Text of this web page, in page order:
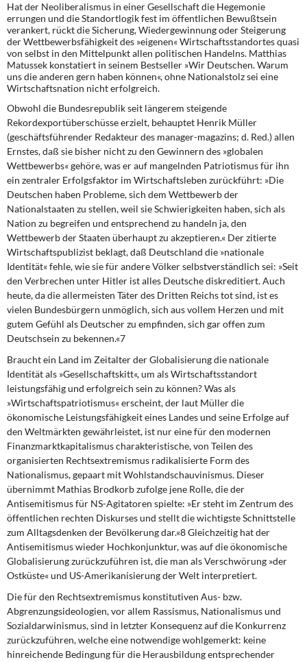
Hat der Neoliberalismus in einer Gesellschaft die Hegemonie
errungen und die Standortlogik fest im öffentlichen Bewußtsein
verankert, rückt die Sicherung, Wiedergewinnung oder Steigerung
der Wettbewerbsfähigkeit des »eigenen« Wirtschaftsstandortes quasi
von selbst in den Mittelpunkt allen politischen Handelns. Mat­thias
Matussek konstatiert in seinem Bestseller »Wir Deutschen. Warum
uns die anderen gern haben können«, ohne Nationalstolz sei eine
Wirtschaftsnation nicht erfolgreich.
Obwohl die Bundesrepublik seit längerem steigende
Rekordexportüberschüsse erzielt, behauptet Henrik Müller
(geschäftsführender Redakteur des manager-magazins; d. Red.) allen
Ernstes, daß sie bisher nicht zu den Gewinnern des »globalen
Wettbewerbs« gehöre, was er auf mangelnden Patriotismus für ihn
ein zentraler Erfolgsfaktor im Wirtschaftsleben zurückführt: »Die
Deutschen haben Probleme, sich dem Wettbewerb der
Nationalstaaten zu stellen, weil sie Schwierigkeiten haben, sich als
Nation zu begreifen und entsprechend zu handeln ja, den
Wettbewerb der Staaten überhaupt zu akzeptieren.« Der zitierte
Wirtschaftspublizist beklagt, daß Deutschland die »nationale
Identität« fehle, wie sie für andere Völker selbstverständlich sei: »Seit
den Verbrechen unter Hitler ist alles Deutsche diskreditiert. Auch
heute, da die allermeisten Täter des Dritten Reichs tot sind, ist es
vielen Bundesbürgern unmöglich, sich aus vollem Herzen und mit
gutem Gefühl als Deutscher zu empfinden, sich gar offen zum
Deutschsein zu bekennen.«7
Braucht ein Land im Zeitalter der Globalisierung die nationale
Identität als »Gesellschaftskitt«, um als Wirtschaftsstandort
leistungsfähig und erfolgreich sein zu können? Was als
»Wirtschaftspatriotismus« erscheint, der laut Müller die
ökonomische Leistungsfähigkeit eines Landes und seine Erfolge auf
den Weltmärkten gewährleistet, ist nur eine für den modernen
Finanzmarktkapitalismus charakteristische, von Teilen des
organisierten Rechtsextremismus radikalisierte Form des
Nationalismus, gepaart mit Wohlstandschauvinismus. Dieser
übernimmt Mathias Brodkorb zufolge jene Rolle, die der
Antisemitismus für NS-Agitatoren spielte: »Er steht im Zentrum des
öffentlichen rechten Diskurses und stellt die wichtigste Schnittstelle
zum Alltagsdenken der Bevölkerung dar.«8 Gleichzeitig hat der
Antisemitismus wieder Hochkonjunktur, was auf die ökonomische
Globalisierung zurückzuführen ist, die man als Verschwörung »der
Ostküste« und US-Amerikanisierung der Welt interpretiert.
Die für den Rechtsextremismus konstitutiven Aus- bzw.
Abgrenzungsideologien, vor allem Rassismus, Nationalismus und
Sozialdarwinismus, sind in letzter Konsequenz auf die Konkurrenz
zurückzuführen, welche eine notwendige wohlgemerkt: keine
hinreichende Bedingung für die Herausbildung entsprechender